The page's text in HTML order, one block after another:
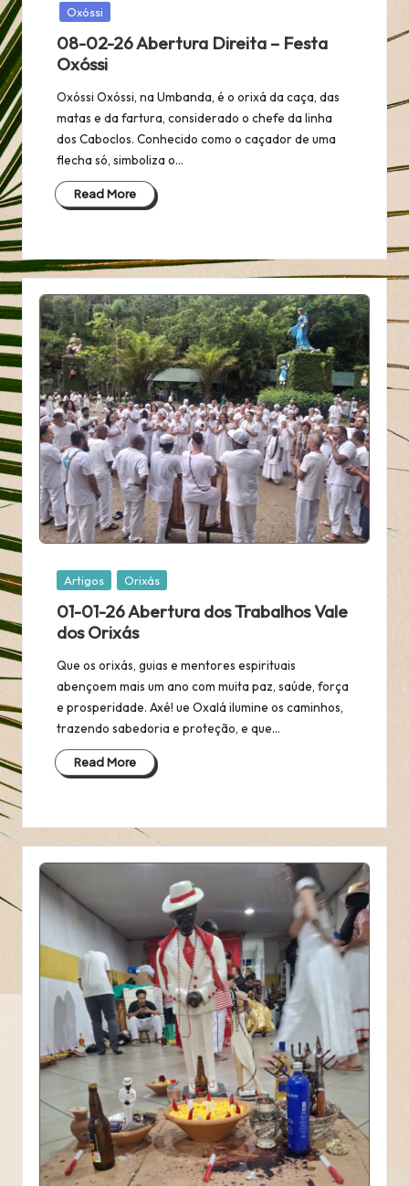
inOxóssi
08-02-26 Abertura Direita – Festa
Oxóssi
Oxóssi Oxóssi, na Umbanda, é o orixá da caça, das
matas e da fartura, considerado o chefe da linha
dos Caboclos. Conhecido como o caçador de uma
flecha só, simboliza o…
Read More
Posted
Artigos Orixás
01-01-26 Abertura dos Trabalhos Vale
dos Orixás
Que os orixás, guias e mentores espirituais
abençoem mais um ano com muita paz, saúde, força
e prosperidade. Axé! ue Oxalá ilumine os caminhos,
trazendo sabedoria e proteção, e que…
Read More